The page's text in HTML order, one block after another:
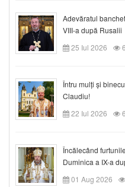
Adevăratul
VIII-a după Rusalii
25 Iul 2026
Întru mulți și
Claudiu!
22 Iul 2026
Încălecând
Duminica a IX-a
01 Aug 2026